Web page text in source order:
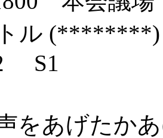
ル (********)
S1
をあげたか